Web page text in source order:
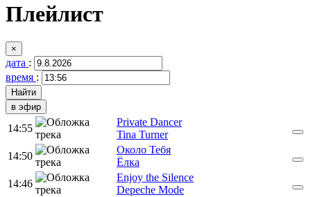
Плейлист
×
дата :
время :
в эфир
14:55
Private Dancer
Tina Turner
14:50
Около Тебя
Ёлка
14:46
Enjoy the Silence
Depeche Mode